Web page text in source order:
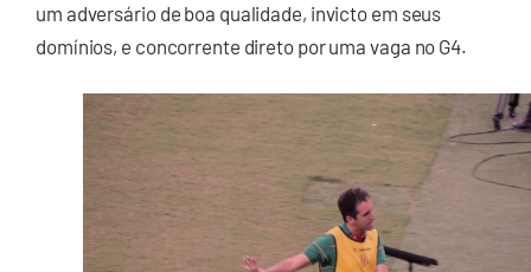
um adversário de boa qualidade, invicto em seus
domínios, e concorrente direto por uma vaga no G4.